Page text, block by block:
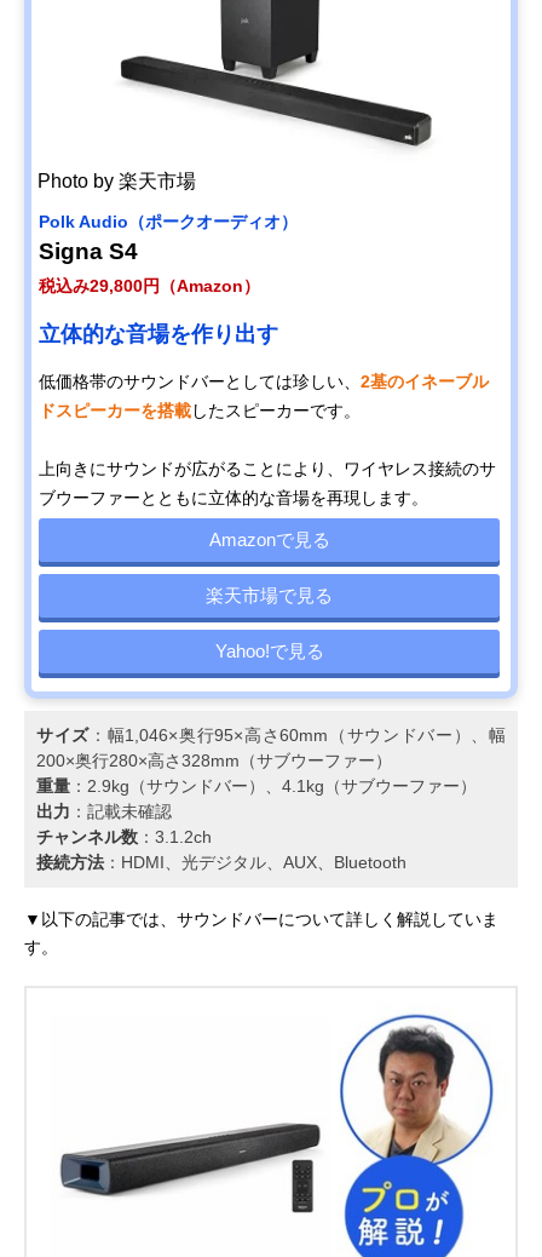
Photo by 楽天市場
Polk Audio（ポークオーディオ）
Signa S4
税込み29,800円（Amazon）
立体的な音場を作り出す
低価格帯のサウンドバーとしては珍しい、 2基のイネーブル
ドスピーカーを搭載したスピーカーです。
上向きにサウンドが広がることにより、ワイヤレス接続のサ
ブウーファーとともに立体的な音場を再現します。
Amazonで見る
楽天市場で見る
Yahoo!で見る
サイズ ：幅1,046×奥行95×高さ60mm（サウンドバー）、幅
200×奥行280×高さ328mm（サブウーファー）
重量 ：2.9kg（サウンドバー）、4.1kg（サブウーファー）
出力 ：記載未確認
チャンネル数 ：3.1.2ch
接続方法 ：HDMI、光デジタル、AUX、Bluetooth
▼以下の記事では、サウンドバーについて詳しく解説していま
す。